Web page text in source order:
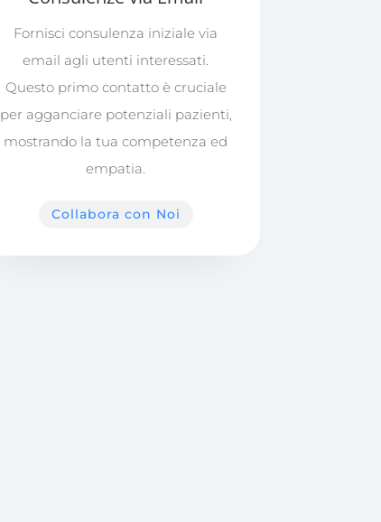
Fornisci consulenza iniziale via
email agli utenti interessati.
Questo primo contatto è cruciale
per agganciare potenziali pazienti,
mostrando la tua competenza ed
empatia.
Collabora con Noi